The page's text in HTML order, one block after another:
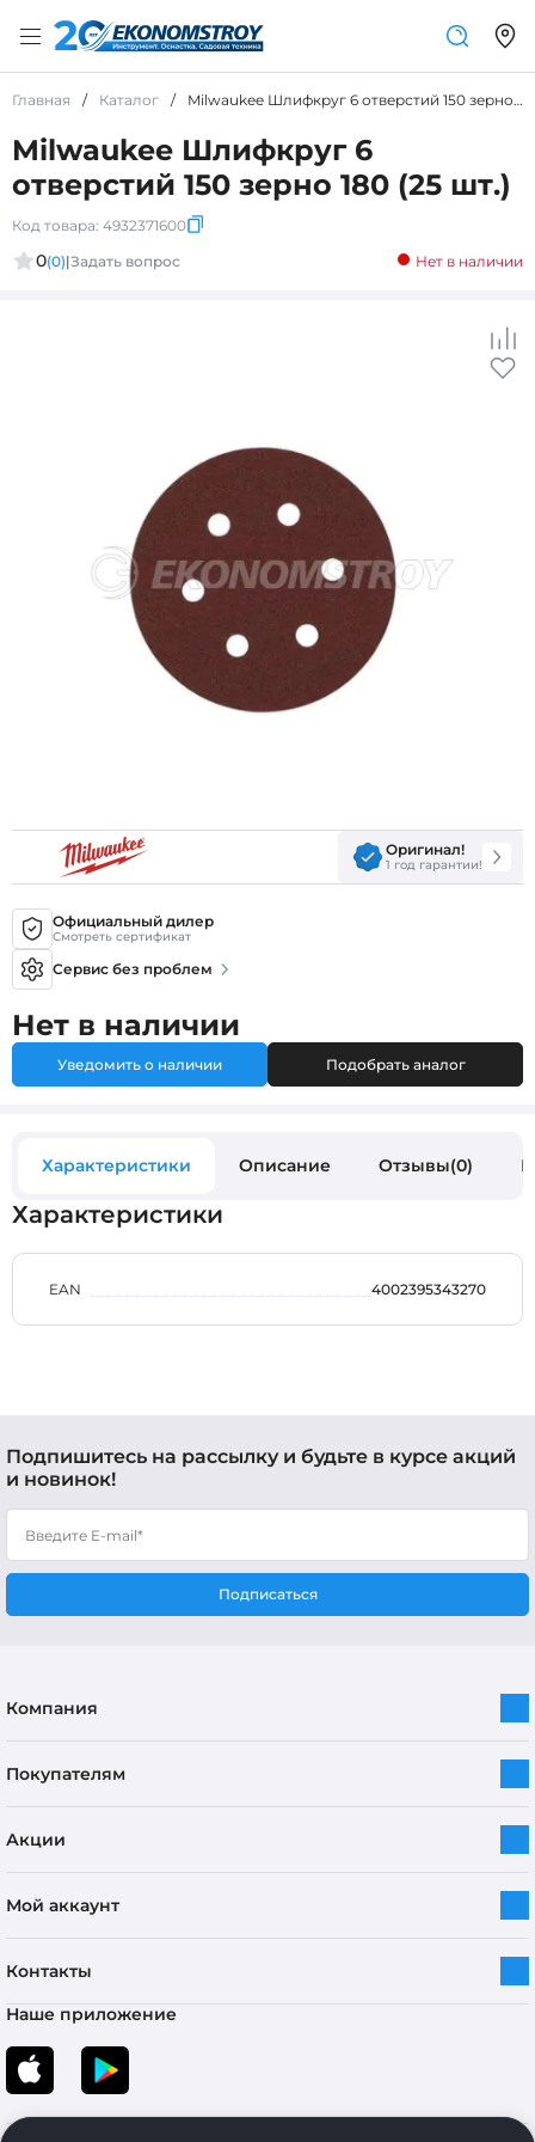
Главная / Каталог / Milwaukee Шлифкруг 6 отверстий 150 зерно 180 (25 шт.)
Milwaukee Шлифкруг 6
отверстий 150 зерно 180 (25 шт.)
Код товара: 4932371600
0(0)|Задать вопрос Нет в наличии
Оригинал!
1 год гарантии!
Официальный дилер
Смотреть сертификат
Сервис без проблем
Нет в наличии
Уведомить о наличии Подобрать аналог
Характеристики Описание Отзывы(0)
Характеристики
EAN 4002395343270
Подпишитесь на рассылку и будьте в курсе акций
и новинок!
Подписаться
Компания
Покупателям
Акции
Мой аккаунт
Контакты
Наше приложение